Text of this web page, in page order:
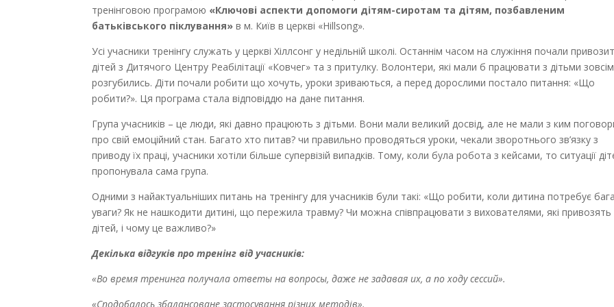
тренінговою програмою «Ключові аспекти допомоги дітям-сиротам та дітям, позбавленим
батьківського піклування» в м. Київ в церкві «Hillsong».
Усі учасники тренінгу служать у церкві Хіллсонг у недільній школі. Останнім часом на служіння почали
дітей з Дитячого Центру Реабілітації «Ковчег» та з притулку. Волонтери, які мали б працювати з дітьми зовсім
розгубились. Діти почали робити що хочуть, уроки зриваються, а перед дорослими постало питання: «Що
робити?». Ця програма стала відповіддю на дане питання.
Група учасників – це люди, які давно працюють з дітьми. Вони мали великий досвід, але не мали з ким
про свій емоційний стан. Багато хто питав? чи правильно проводяться уроки, чекали зворотнього зв’язку з
приводу їх праці, учасники хотіли більше супервізій випадків. Тому, коли була робота з кейсами, то ситуації
пропонувала сама група.
Одними з найактуальніших питань на тренінгу для учасників були такі: «Що робити, коли дитина потребує
уваги? Як не нашкодити дитині, що пережила травму? Чи можна співпрацювати з вихователями, які привозять
дітей, і чому це важливо?»
Декілька відгуків про тренінг від учасників:
«Во время тренинга получала ответы на вопросы, даже не задавая их, а по ходу сессий».
«Сподобалось збалансоване застосування різних методів».